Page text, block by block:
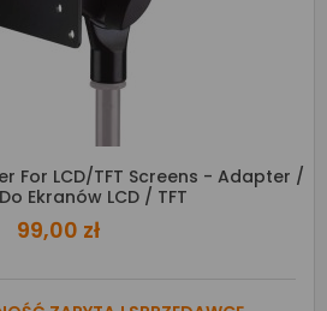
For LCD/TFT Screens - Adapter /
Ekranów LCD / TFT
99,00 zł